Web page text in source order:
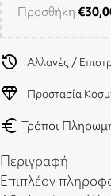
Προσθήκη €
history Αλλαγές /
diamond Προστασία
euro Τρόποι
Περιγραφή
Επιπλέον